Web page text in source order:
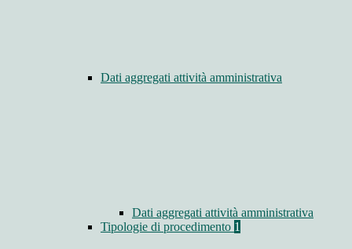
Dati aggregati attività amministrativa
Dati aggregati attività amministrativa
Tipologie di procedimento 1